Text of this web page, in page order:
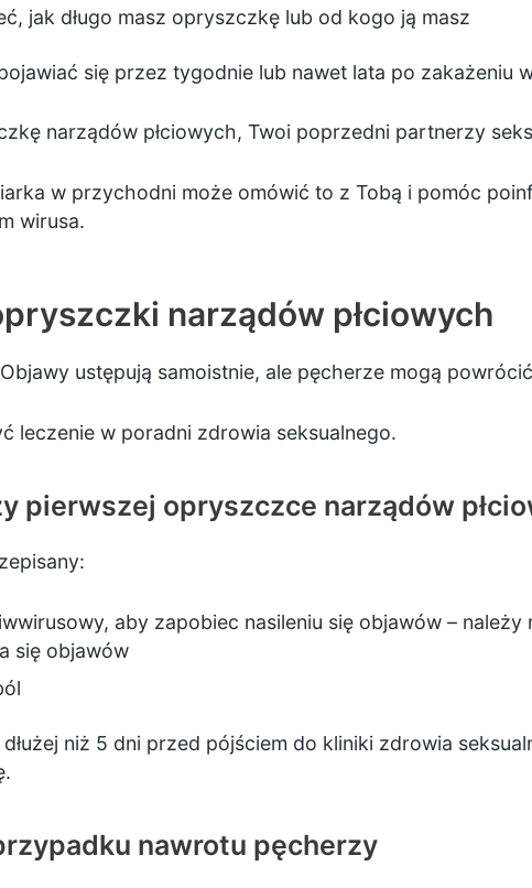
jak długo masz opryszczkę lub od kogo ją masz
się przez tygodnie lub nawet lata po zakażeniu
narządów płciowych, Twoi poprzedni partnerzy
w przychodni może omówić to z Tobą i pomóc
wirusa.
narządów płciowych
ustępują samoistnie, ale pęcherze mogą
leczenie w poradni zdrowia seksualnego.
pierwszej opryszczce narządów
aby zapobiec nasileniu się objawów –
się objawów
niż 5 dni przed pójściem do kliniki zdrowia
nawrotu pęcherzy